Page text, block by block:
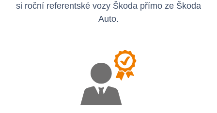
si roční referentské vozy Škoda přímo ze Škoda
Auto.